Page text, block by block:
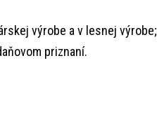
výrobe a v lesnej výrobe;
priznaní.